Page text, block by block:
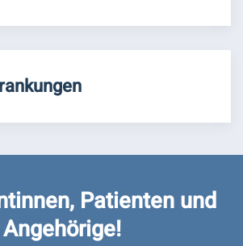
Patienten und
Angehörige!